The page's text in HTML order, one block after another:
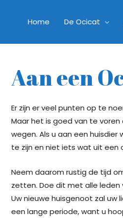
Home De Ocicat
Aan een
Er zijn er veel punten op te
Maar het is goed van te
wegen. Als u aan een
te zijn en niet iets wat uit een
Neem daarom rustig de tijd
zetten. Doe dit met alle leden
Uw nieuwe huisgenoot zal uw
een lange periode, want u